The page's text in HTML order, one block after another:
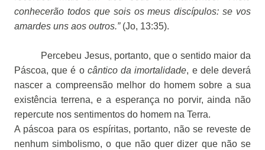
conhecerão todos que sois os meus discípulos: se vos
amardes uns aos outros.” (Jo, 13:35).
Percebeu Jesus, portanto, que o sentido maior da
Páscoa, que é o cântico da imortalidade, e dele deverá
nascer a compreensão melhor do homem sobre a sua
existência terrena, e a esperança no porvir, ainda não
repercute nos sentimentos do homem na Terra.
A páscoa para os espíritas, portanto, não se reveste de
nenhum simbolismo, o que não quer dizer que não se